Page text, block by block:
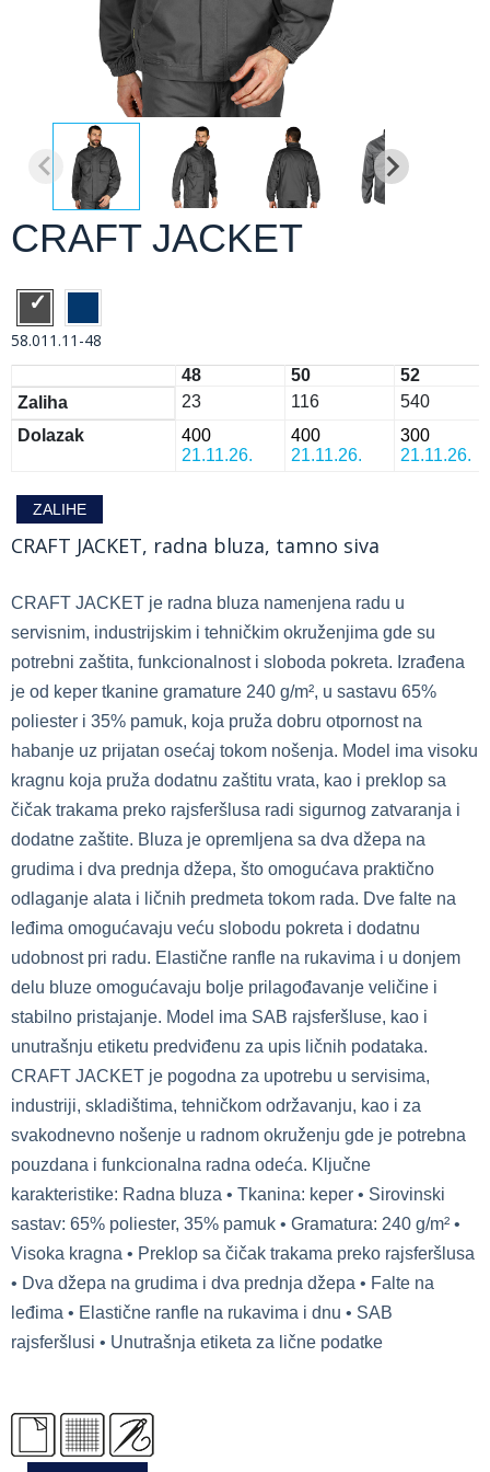
CRAFT JACKET
58.011.11-48
48 50
52
Zaliha
23 116
540
Dolazak
400
21.11.26.
400
21.11.26.
300
21.11.26.
ZALIHE
CRAFT JACKET, radna bluza, tamno siva
CRAFT JACKET je radna bluza namenjena radu u
servisnim, industrijskim i tehničkim okruženjima gde su
potrebni zaštita, funkcionalnost i sloboda pokreta. Izrađena
je od keper tkanine gramature 240 g/m², u sastavu 65%
poliester i 35% pamuk, koja pruža dobru otpornost na
habanje uz prijatan osećaj tokom nošenja. Model ima visoku
kragnu koja pruža dodatnu zaštitu vrata, kao i preklop sa
čičak trakama preko rajsferšlusa radi sigurnog zatvaranja i
dodatne zaštite. Bluza je opremljena sa dva džepa na
grudima i dva prednja džepa, što omogućava praktično
odlaganje alata i ličnih predmeta tokom rada. Dve falte na
leđima omogućavaju veću slobodu pokreta i dodatnu
udobnost pri radu. Elastične ranfle na rukavima i u donjem
delu bluze omogućavaju bolje prilagođavanje veličine i
stabilno pristajanje. Model ima SAB rajsferšluse, kao i
unutrašnju etiketu predviđenu za upis ličnih podataka.
CRAFT JACKET je pogodna za upotrebu u servisima,
industriji, skladištima, tehničkom održavanju, kao i za
svakodnevno nošenje u radnom okruženju gde je potrebna
pouzdana i funkcionalna radna odeća. Ključne
karakteristike: Radna bluza • Tkanina: keper • Sirovinski
sastav: 65% poliester, 35% pamuk • Gramatura: 240 g/m² •
Visoka kragna • Preklop sa čičak trakama preko rajsferšlusa
• Dva džepa na grudima i dva prednja džepa • Falte na
leđima • Elastične ranfle na rukavima i dnu • SAB
rajsferšlusi • Unutrašnja etiketa za lične podatke